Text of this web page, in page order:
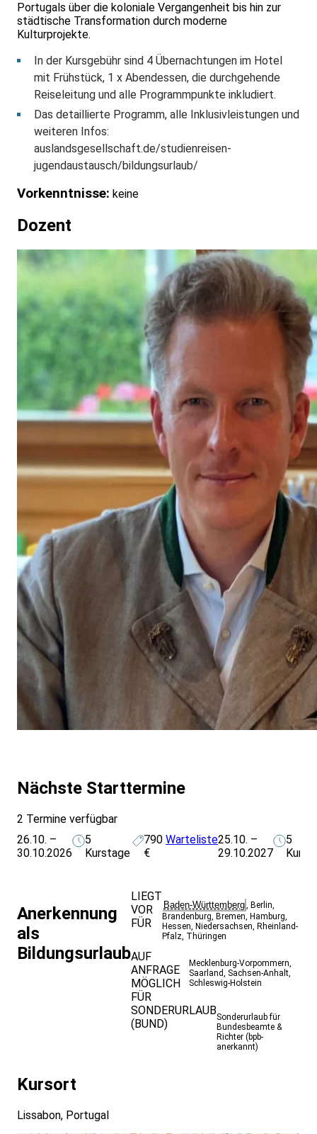
Portugals über die koloniale Vergangenheit bis hin zur
städtische Transformation durch moderne
Kulturprojekte.
In der Kursgebühr sind 4 Übernachtungen im Hotel
mit Frühstück, 1 x Abendessen, die durchgehende
Reiseleitung und alle Programmpunkte inkludiert.
Das detaillierte Programm, alle Inklusivleistungen und
weiteren Infos:
auslandsgesellschaft.de/studienreisen-
jugendaustausch/bildungsurlaub/
Vorkenntnisse: keine
Dozent
Nächste Starttermine
2 Termine verfügbar
26.10. –
30.10.2026
5
Kurstage
790
€
Warteliste25.10. –
29.10.2027
5
Anerkennung
als
Bildungsurlaub
LIEGT
VOR
FÜR
Baden-Württemberg, Berlin,
Brandenburg, Bremen, Hamburg,
Hessen, Niedersachsen, Rheinland-
Pfalz, Thüringen
AUF
ANFRAGE
MÖGLICH
FÜR
Mecklenburg-Vorpommern,
Saarland, Sachsen-Anhalt,
Schleswig-Holstein
SONDERURLAUB
(BUND)
Sonderurlaub für
Bundesbeamte &
Richter (bpb-
anerkannt)
Kursort
Lissabon, Portugal